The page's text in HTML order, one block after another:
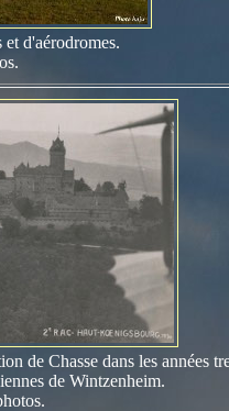
d'aérodromes.
de Chasse dans les années
de Wintzenheim.